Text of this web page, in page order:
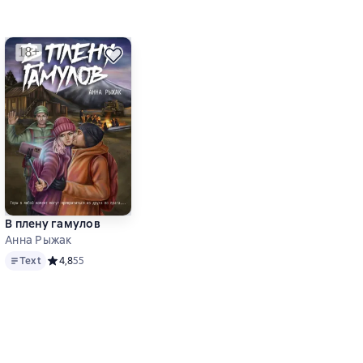
на основе 99 оценок
В плену гамулов
Анна Рыжак
TextText Средний рейтинг 4,8 на основе 55 оценок
4,855